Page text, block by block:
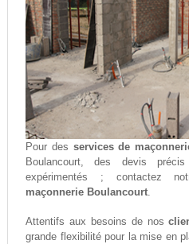
Pour des services de
Boulancourt, des devis
expérimentés ; contactez
maçonnerie Boulancourt.
Attentifs aux besoins de nos
grande flexibilité pour la mise en